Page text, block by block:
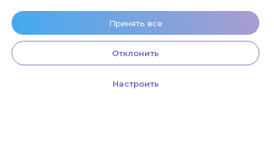
Принять все
Отклонить
Настроить
космецевтики